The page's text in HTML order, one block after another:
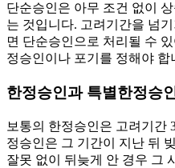
단순승인은 아무 조건 없이
는 것입니다. 고려기간을 넘
면 단순승인으로 처리될 수
정승인이나 포기를 정해야 합
한정승인과 특별한정승
보통의 한정승인은 고려기간
정승인은 그 기간이 지난 뒤
잘못 없이 뒤늦게 안 경우 그